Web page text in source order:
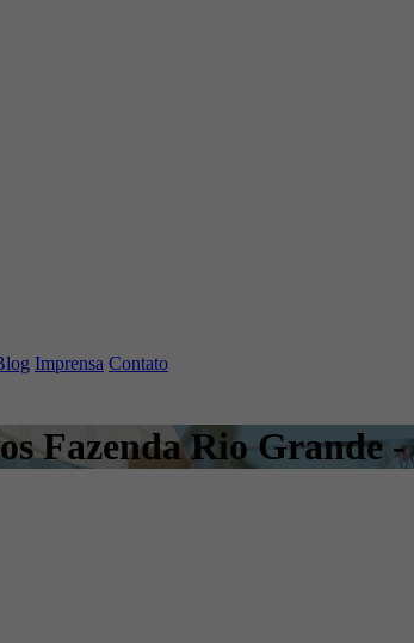
Imprensa Contato
Fazenda Rio Grande